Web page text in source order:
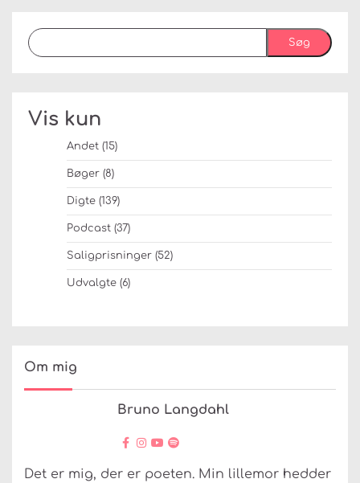
Søg
Vis kun
Andet (15)
Bøger (8)
Digte (139)
Podcast (37)
Saligprisninger (52)
Udvalgte (6)
Om mig
Bruno Langdahl
Det er mig, der er poeten. Min lillemor hedder